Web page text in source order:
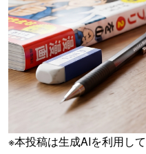
※本投稿は生成AIを利用し